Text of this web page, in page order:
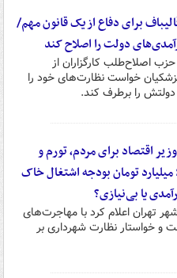
برای دفاع از یک قانون مهم/
دولت را اصلاح کند
اصلاح‌طلب کارگزاران از
خواست نظارت‌های خود را
را برطرف کند.
اقتصاد برای مردم، تورم و
بنگاه‌ها/ ۶۸۰۰ میلیارد تومان بودجه اشتغال خاک
یا بی‌نیازی؟
تهران اعلام کرد با مهاجرت‌های
و خواستار نظارت شهرداری بر